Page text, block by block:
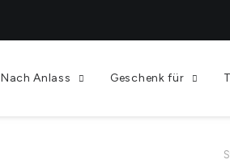
Nach Anlass Geschenk für